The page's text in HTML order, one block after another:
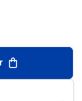
: bois d'acacia
: 350 x 180 cm (l
intérieur et